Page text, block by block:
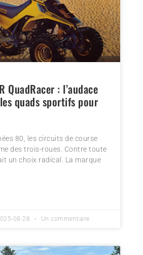
QuadRacer : l’audace
quads sportifs pour
80, les circuits de course
des trois-roues. Contre toute
un choix radical. La marque
08-28 Un commentaire